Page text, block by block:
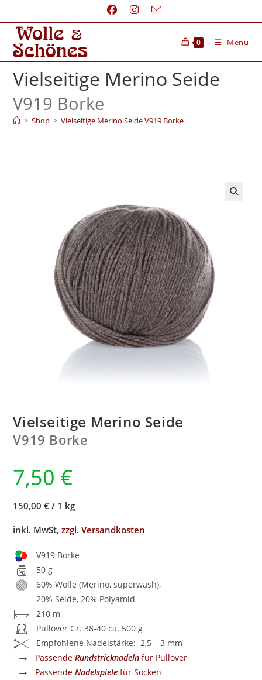
0 Menü
Vielseitige Merino Seide
V919 Borke
> Shop > Vielseitige Merino Seide V919 Borke
Vielseitige Merino Seide
V919 Borke
7,50 €
150,00 € / 1 kg
inkl. MwSt,zzgl. Versandkosten
V919 Borke
50 g
60% Wolle (Merino, superwash),
20% Seide, 20% Polyamid
210 m
Pullover Gr. 38-40 ca. 500 g
Empfohlene Nadelstärke: 2,5 – 3 mm
→ PassendeRundstricknadeln für Pullover
→ PassendeNadelspiele für Socken